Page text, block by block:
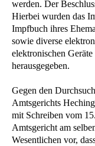
werden. Der
Hierbei wurden das
Impfbuch ihres
sowie diverse
elektronischen
herausgegeben.
Gegen den
Amtsgerichts
mit Schreiben vom
Amtsgericht am
Wesentlichen vor,